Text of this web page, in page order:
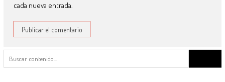
cada nueva entrada.